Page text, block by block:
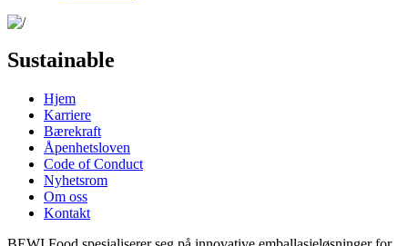
Sustainable
Hjem
Karriere
Bærekraft
Åpenhetsloven
Code of Conduct
Nyhetsrom
Om oss
Kontakt